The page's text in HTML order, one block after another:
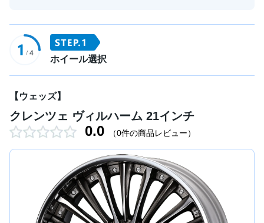
ホイール選択
【ウェッズ】
クレンツェ ヴィルハーム 21インチ
0.0 （0件の商品レビュー）